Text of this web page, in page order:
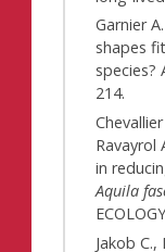
Garnier
shapes
species?
214.
Ravayrol
in
Aquila
Jakob